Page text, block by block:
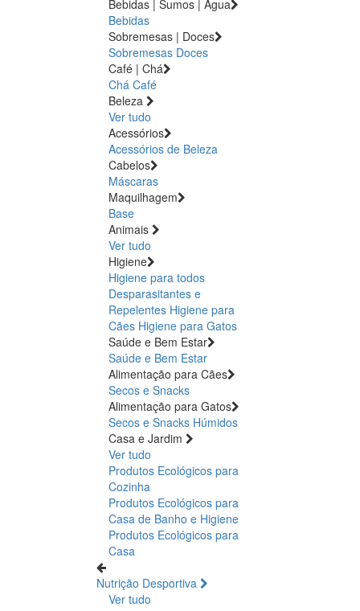
Bebidas | Sumos | Água
Bebidas
Sobremesas | Doces
Sobremesas Doces
Café | Chá
Chá Café
Beleza
Ver tudo
Acessórios
Acessórios de Beleza
Cabelos
Máscaras
Maquilhagem
Base
Animais
Ver tudo
Higiene
Higiene para todos
Desparasitantes e
Repelentes Higiene para
Cães Higiene para Gatos
Saúde e Bem Estar
Saúde e Bem Estar
Alimentação para Cães
Secos e Snacks
Alimentação para Gatos
Secos e Snacks Húmidos
Casa e Jardim
Ver tudo
Produtos Ecológicos para
Cozinha
Produtos Ecológicos para
Casa de Banho e Higiene
Produtos Ecológicos para
Casa
Nutrição Desportiva
Ver tudo